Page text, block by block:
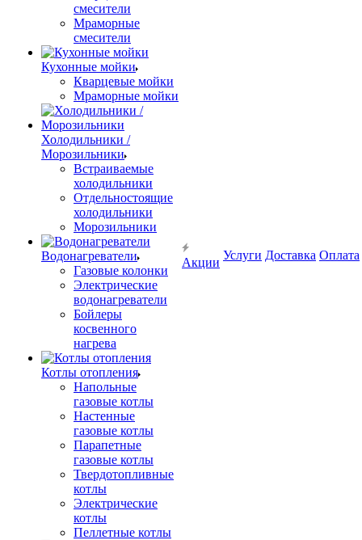
смесители
Мраморные
смесители
Кухонные мойки
Кварцевые мойки
Мраморные мойки
Холодильники /
Морозильники
Встраиваемые
холодильники
Отдельностоящие
холодильники
Морозильники
Водонагреватели
Газовые колонки
Электрические
водонагреватели
Бойлеры
косвенного
нагрева
Котлы отопления
Напольные
газовые котлы
Настенные
газовые котлы
Парапетные
газовые котлы
Твердотопливные
котлы
Электрические
котлы
Пеллетные котлы
Акции
Услуги Доставка Оплата